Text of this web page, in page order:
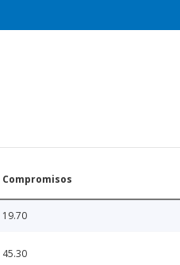
Compromisos
19.70
45.30